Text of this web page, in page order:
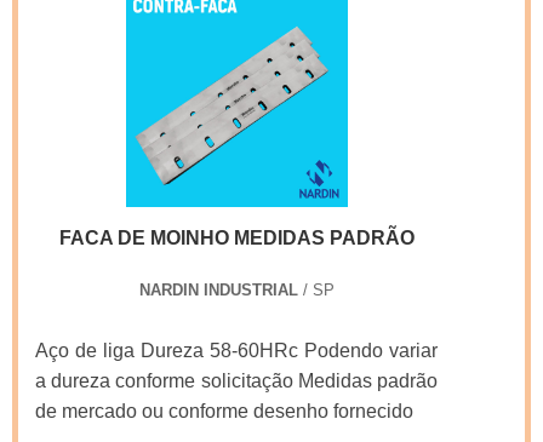
o sucesso aos parceiros de ponta a ponta.
é a razão pela qual a Real Laser Facas é uma
empresa que preza pela segurança quando
explanamos o segmento de facas para corte e
vinco. O objetivo é disponibilizar sempre a
melhor opção para o cliente final.GARANTIA
DE QUALIDADE COMPROVADAApenas na
Real Laser Facas existem as melhores
condições para quem deseja achar o que
clientes encontram itens como facas de
eva com ótima qualidade e assertividade.Se
diferenciando dentro de seu segmento, a
empresa consegue também proporcionar um
FACA DE MOINHO MEDIDAS PADRÃO
NARDIN INDUSTRIAL/ SP
Aço de liga Dureza 58-60HRc Podendo variar
a dureza conforme solicitação Medidas padrão
de mercado ou conforme desenho fornecido